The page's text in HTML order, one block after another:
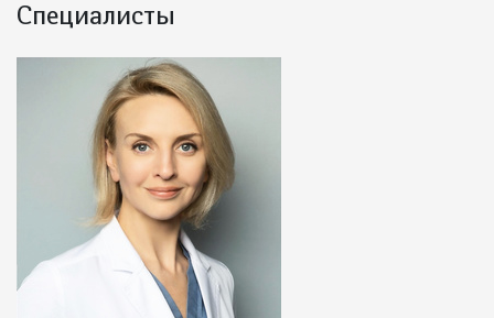
Специалисты